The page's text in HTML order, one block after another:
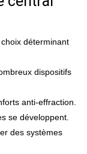
déterminant
dispositifs
anti-effraction.
se développent.
des systèmes